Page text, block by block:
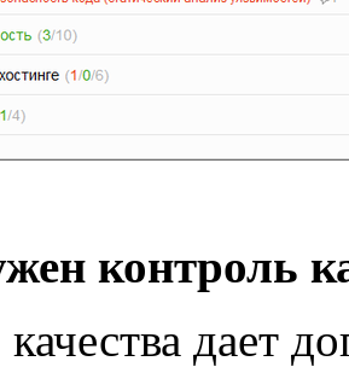
контроль
дает